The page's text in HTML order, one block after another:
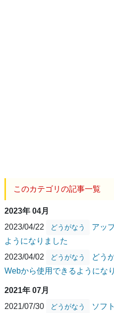
このカテゴリの記事一覧
2023年 04月
2023/04/22
どうがなう
アッ
ようになりました
2023/04/02
どうがなう
どう
Webから使用できるようにな
2021年 07月
2021/07/30
どうがなう
ソフ